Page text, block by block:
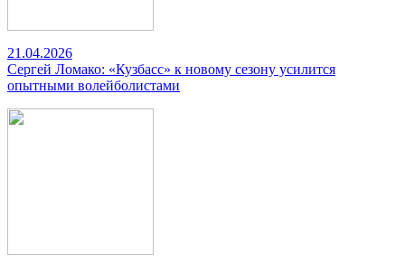
21.04.2026
Сергей Ломако: «Кузбасс» к новому сезону усилится
опытными волейболистами